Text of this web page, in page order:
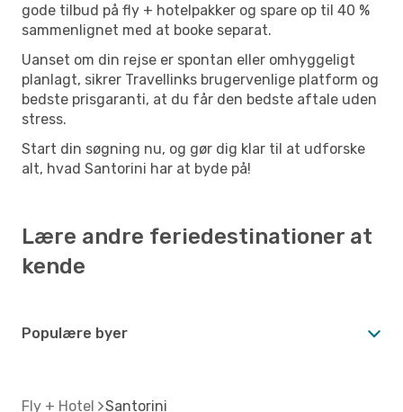
gode tilbud på fly + hotelpakker og spare op til 40 %
sammenlignet med at booke separat.
Uanset om din rejse er spontan eller omhyggeligt
planlagt, sikrer Travellinks brugervenlige platform og
bedste prisgaranti, at du får den bedste aftale uden
stress.
Start din søgning nu, og gør dig klar til at udforske
alt, hvad Santorini har at byde på!
Lære andre feriedestinationer at
kende
Populære byer
Fly + Hotel Santorini